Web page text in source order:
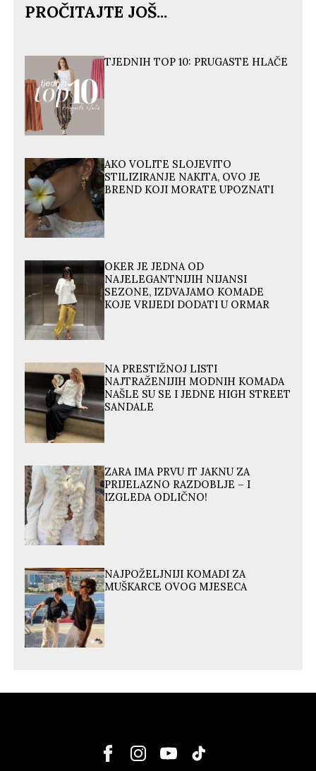
PROČITAJTE JOŠ...
TJEDNIH TOP 10: PRUGASTE HLAČE
AKO VOLITE SLOJEVITO
STILIZIRANJE NAKITA, OVO JE
BREND KOJI MORATE UPOZNATI
OKER JE JEDNA OD
NAJELEGANTNIJIH NIJANSI
SEZONE, IZDVAJAMO KOMADE
KOJE VRIJEDI DODATI U ORMAR
NA PRESTIŽNOJ LISTI
NAJTRAŽENIJIH MODNIH KOMADA
NAŠLE SU SE I JEDNE HIGH STREET
SANDALE
ZARA IMA PRVU IT JAKNU ZA
PRIJELAZNO RAZDOBLJE – I
IZGLEDA ODLIČNO!
NAJPOŽELJNIJI KOMADI ZA
MUŠKARCE OVOG MJESECA